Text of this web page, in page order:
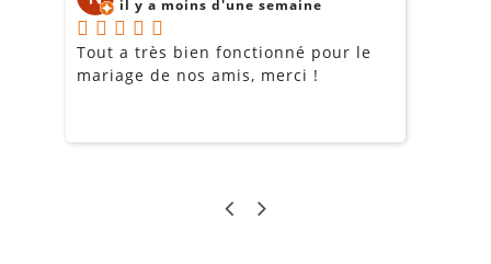
il y a moins d'une semaine
Tout a très bien fonctionné pour le
mariage de nos amis, merci !